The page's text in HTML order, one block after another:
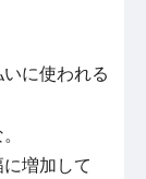
に使われる
増加して